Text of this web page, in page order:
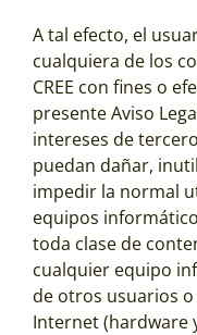
A tal efecto, el
cualquiera de los
CREE con fines o
presente Aviso
intereses de
puedan dañar,
impedir la normal
equipos
toda clase de
cualquier equipo
de otros usuarios
Internet (hardware